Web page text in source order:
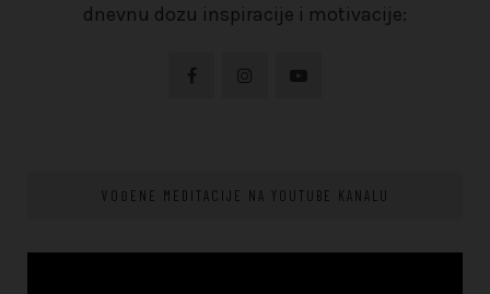
dnevnu dozu inspiracije i motivacije:
VOĐENE MEDITACIJE NA YOUTUBE KANALU